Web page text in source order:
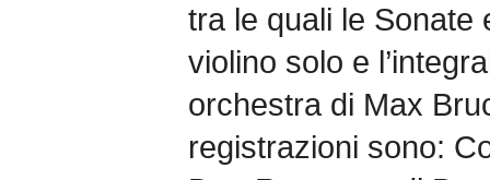
tra le quali le Sonate
violino solo e
orchestra di Max
registrazioni sono: